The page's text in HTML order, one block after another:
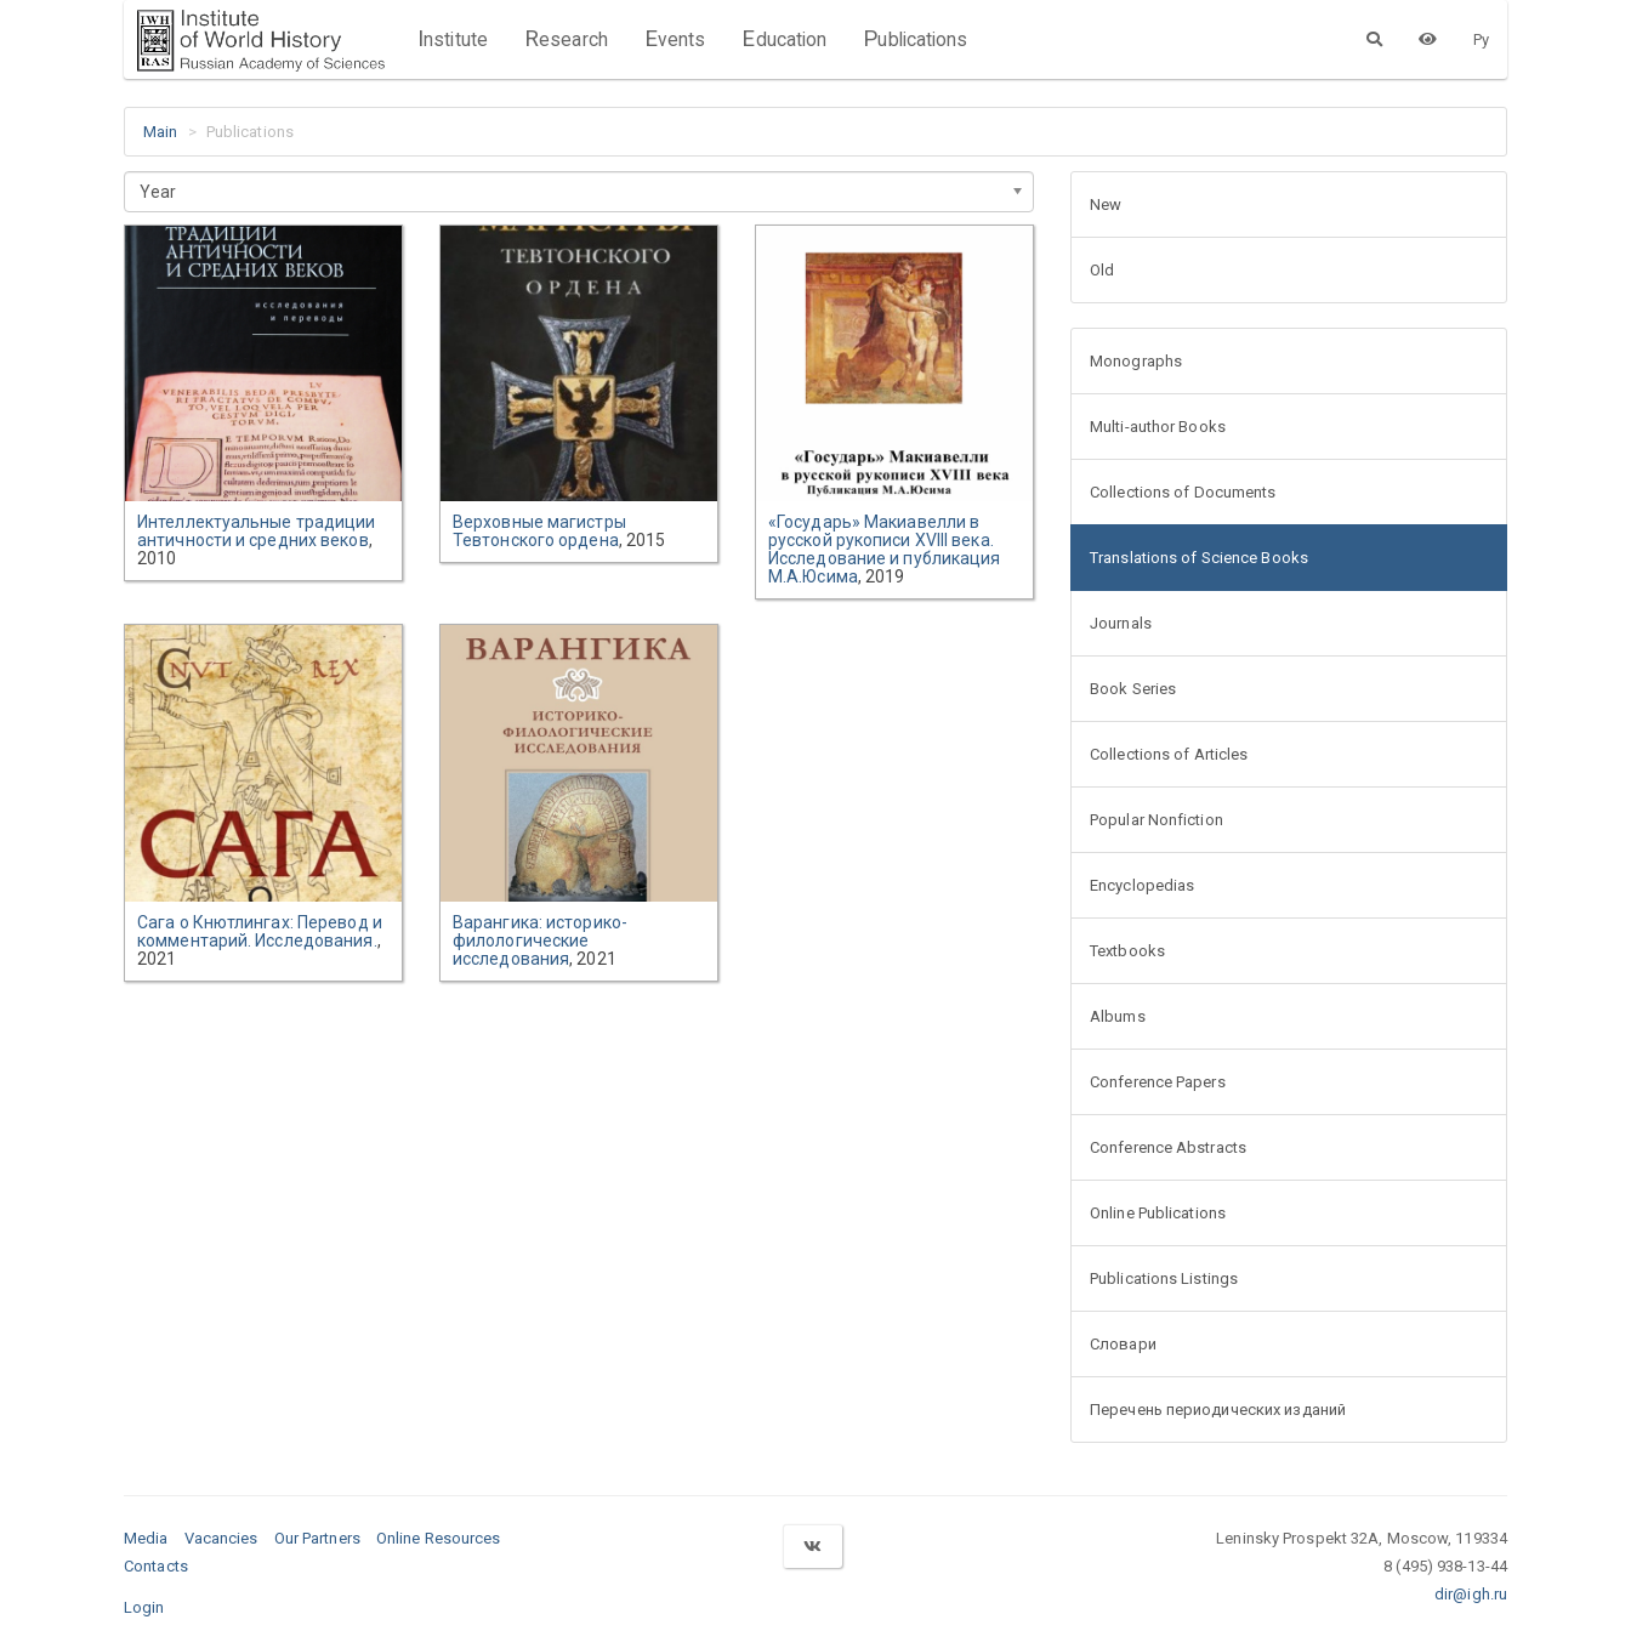
Institute Research Events Education Publications Ру
Main Publications
Year
Интеллектуальные традиции
античности и средних веков,
2010
Верховные магистры
Тевтонского ордена, 2015
«Государь» Макиавелли в
русской рукописи XVIII века.
Исследование и публикация
М.А.Юсима, 2019
Сага о Кнютлингах: Перевод и
комментарий. Исследования.,
2021
Варангика: историко-
филологические
исследования, 2021
New
Old
Monographs
Multi-author Books
Collections of Documents
Translations of Science Books
Journals
Book Series
Collections of Articles
Popular Nonfiction
Encyclopedias
Textbooks
Albums
Conference Papers
Conference Abstracts
Online Publications
Publications Listings
Словари
Перечень периодических изданий
Media Vacancies Our Partners
Online Resources
Contacts
Login
Leninsky Prospekt 32A, Moscow, 119334
8 (495) 938-13-44
dir@igh.ru